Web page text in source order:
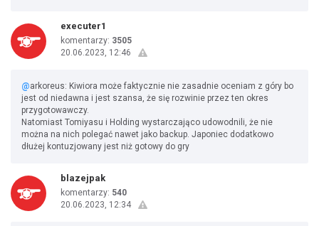
executer1
komentarzy: 3505
20.06.2023, 12:46
@arkoreus: Kiwiora może faktycznie nie zasadnie oceniam z góry bo
jest od niedawna i jest szansa, że się rozwinie przez ten okres
przygotowawczy.
Natomiast Tomiyasu i Holding wystarczająco udowodnili, że nie
można na nich polegać nawet jako backup. Japoniec dodatkowo
dłużej kontuzjowany jest niż gotowy do gry
blazejpak
komentarzy: 540
20.06.2023, 12:34